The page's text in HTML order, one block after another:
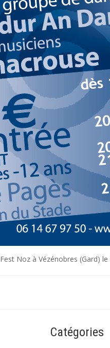
Fest Noz à Vézénobres (Gard)
Catégories